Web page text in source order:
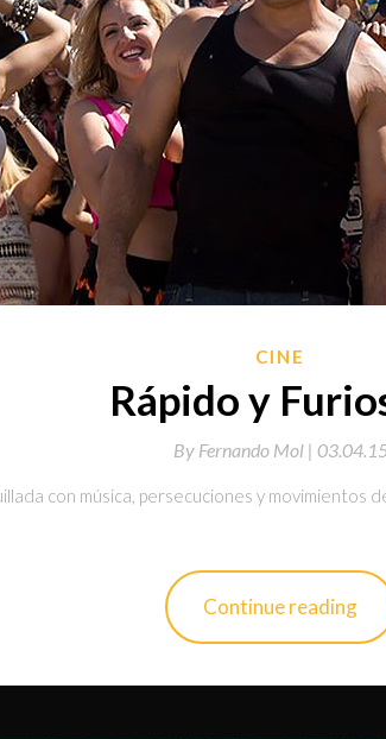
CINE
Rápido y
By Fernando Mol |
con música, persecuciones y movimientos
Continue reading